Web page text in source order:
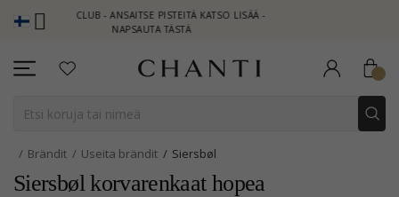
CLUB - ANSAITSE PISTEITÄ KATSO LISÄÄ -
NAPSAUTA TÄSTÄ
Brändit Useita brändit Siersbøl
Siersbøl korvarenkaat hopea